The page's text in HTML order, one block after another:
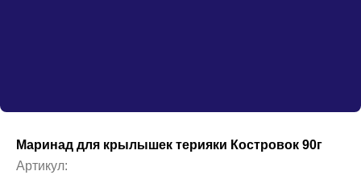
Маринад для крылышек терияки Костровок 90г
Артикул: